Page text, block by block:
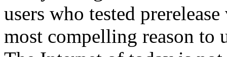
users who tested
most compelling reason to